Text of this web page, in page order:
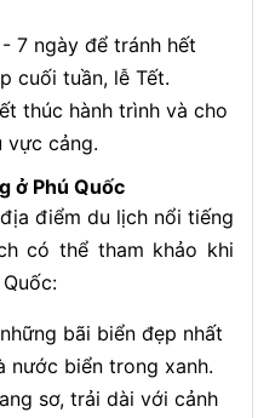
7 ngày để tránh hết
cuối tuần, lễ Tết.
thúc hành trình và cho
vực cảng.
ở Phú Quốc
điểm du lịch nổi tiếng
có thể tham khảo khi
bãi biển đẹp nhất
nước biển trong xanh.
sơ, trải dài với cảnh